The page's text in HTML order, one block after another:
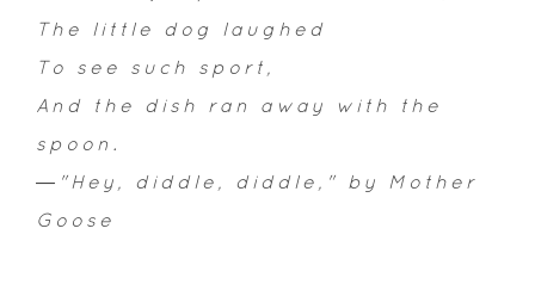
The little dog laughed
To see such sport,
And the dish ran away with the
spoon.
―"Hey, diddle, diddle," by Mother
Goose